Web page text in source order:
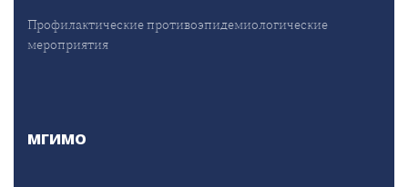
Профилактические противоэпидемиологические
мероприятия
МГИМО